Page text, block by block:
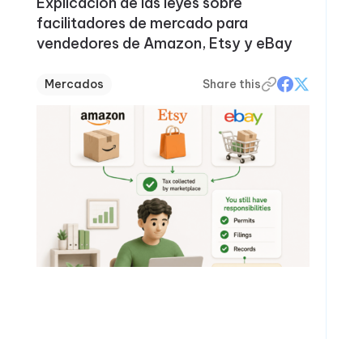
facilitadores de mercado para
vendedores de Amazon, Etsy y eBay
Mercados Share this